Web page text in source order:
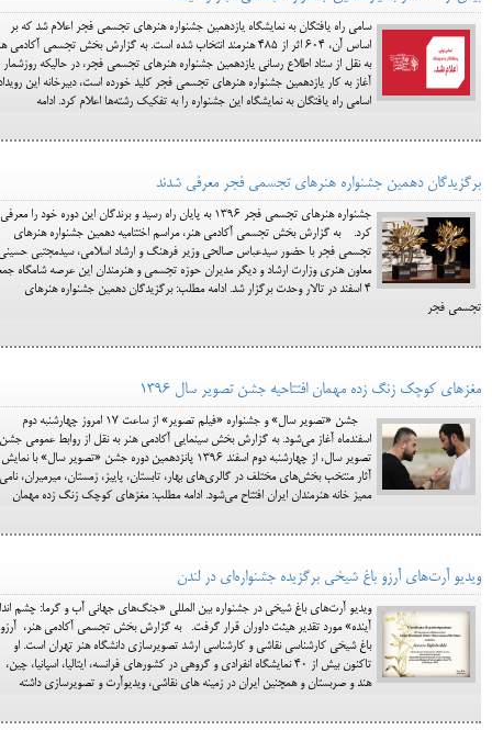
سامی راه یافتگان به نمایشگاه یازدهمین جشنواره هنرهای تجسمی فجر اعلام شد که بر
اساس آن، ۶۰۴ اثر از ۴۸۵ هنرمند انتخاب شده است. به گزارش بخش تجسمی آکادمی
به نقل از ستاد اطلاع رسانی یازدهمین جشنواره هنرهای تجسمی فجر، در حالیکه روزشمار
آغاز به کار یازدهمین جشنواره هنرهای تجسمی فجر کلید خورده است، دبیرخانه این
اسامی راه یافتگان به نمایشگاه این جشنواره را به تفکیک رشته‌ها اعلام کرد. ادامه
برگزیدگان دهمین جشنواره هنرهای تجسمی فجر معرفی شدند
جشنواره هنرهای تجسمی فجر 1396 به پایان راه رسید و برندگان این دوره خود را معرفی
کرد. به گزارش بخش تجسمی آکادمی هنر، مراسم اختتامیه دهمین جشنواره هنرهای
تجسمی فجر با حضور سیدعباس صالحی وزیر فرهنگ و ارشاد اسلامی، سیدمجتبی
معاون هنری وزارت ارشاد و دیگر مدیران حوزه تجسمی و هنرمندان این عرصه شامگاه
۴ اسفند در تالار وحدت برگزار شد. ادامه مطلب: برگزیدگان دهمین جشنواره هنرهای
تجسمی فجر
مغزهای کوچک زنگ زده مهمان افتتاحیه جشن تصویر سال 1396
جشن «تصویر سال» و جشنواره «فیلم تصویر» از ساعت ۱۷ امروز چهارشنبه دوم
اسفندماه آغاز می‌شود. به گزارش بخش سینمایی آکادمی هنر به نقل از روابط عمومی جشن
تصویر سال، از چهارشنبه دوم اسفند ۱۳۹۶ پانزدهمین دوره جشن «تصویر سال» با نمایش
آثار منتخب بخش‌های مختلف در گالری‌های بهار، تابستان، پاییز، زمستان، میرمیران،
ممیز خانه هنرمندان ایران افتتاح می‌شود. ادامه مطلب: مغزهای کوچک زنگ زده مهمان
ویدیو آرت‌های آرزو باغ شیخی برگزیده جشنواره‌ای در لندن
ویدیو آرت‌های باغ شیخی در جشنواره بین المللی «جنگ‌های جهانی آب و گرما: چشم
آینده» مورد تقدیر هیئت داوران قرار گرفت. به گزارش بخش تجسمی آکادمی هنر، آرزو
باغ شیخی کارشناسی نقاشی و کارشناسی ارشد تصویرسازی دانشگاه هنر تهران است. او
تاکنون بیش از ۴۰ نمایشگاه انفرادی و گروهی در کشورهای فرانسه، ایتالیا، اسپانیا، چین،
هند و صربستان و همچنین ایران در زمینه های نقاشی، ویدیوآرت و تصویرسازی داشته